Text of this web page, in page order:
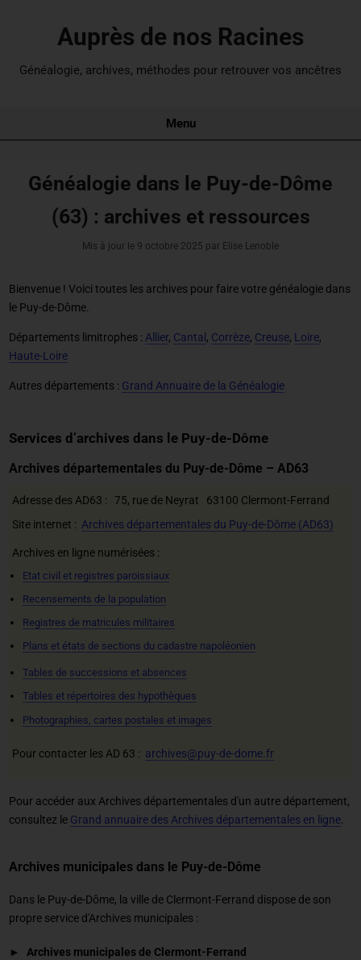
Auprès de nos Racines
Généalogie, archives, méthodes pour retrouver vos ancêtres
Menu
Généalogie dans le Puy-de-Dôme
(63) : archives et ressources
Mis à jour le 9 octobre 2025 par Elise Lenoble
Bienvenue ! Voici toutes les archives pourfaire votre généalogie dans
le Puy-de-Dôme.
Départements limitrophes : Allier, Cantal , Corrèze, Creuse, Loire,
Haute-Loire
Autres départements : Grand Annuaire de la Généalogie
Services d’archives dans le Puy-de-Dôme
Archives départementales du Puy-de-Dôme – AD63
Adresse des AD63 : 75, rue de Neyrat 63100 Clermont-Ferrand
Site internet :Archives départementales du Puy-de-Dôme (AD63)
Archives en ligne numérisées :
Etat civil et registres paroissiaux
Recensements de la population
Registres de matricules militaires
Plans et états de sections du cadastre napoléonien
Tables de successions et absences
Tables et répertoires des hypothèques
Photographies, cartes postales et images
Pour contacter les AD 63 : archives@puy-de-dome.fr
Pour accéder aux Archives départementales d'un autre département,
consultez le Grand annuaire des Archives départementales en ligne.
Archives municipales dans le Puy-de-Dôme
Dans le Puy-de-Dôme, la ville de Clermont-Ferrand dispose de son
propre service d'Archives municipales :
Archives municipales de Clermont-Ferrand